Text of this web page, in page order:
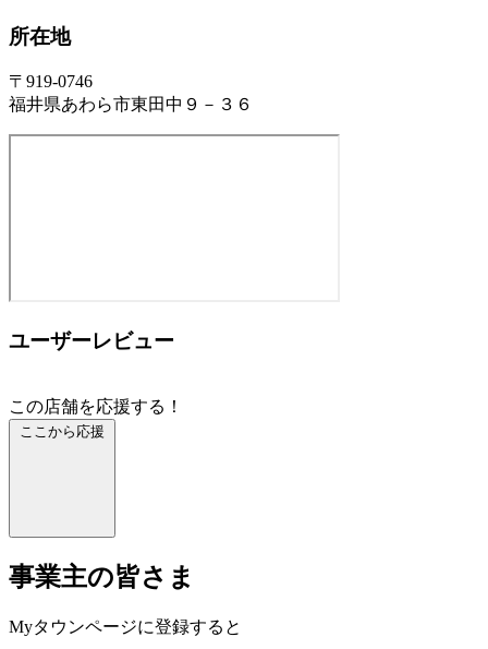
所在地
〒919-0746
福井県あわら市東田中９－３６
ユーザーレビュー
この店舗を応援する！
ここから応援
事業主の皆さま
Myタウンページに登録すると